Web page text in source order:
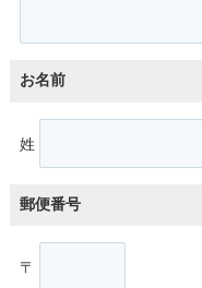
お名前
姓
郵便番号
〒